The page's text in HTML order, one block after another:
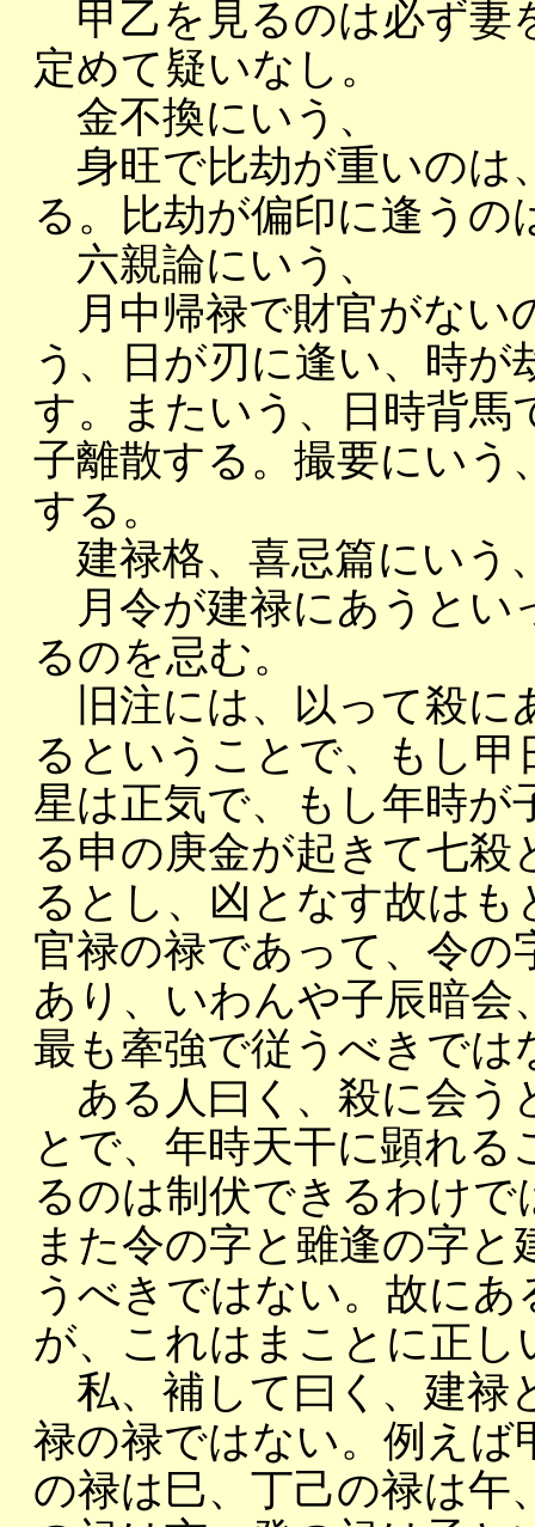
甲乙を見るのは必ず妻
定めて疑いなし。
金不換にいう、
身旺で比劫が重いのは
る。比劫が偏印に逢う
六親論にいう、
月中帰禄で財官がない
う、日が刃に逢い、時
す。またいう、日時背馬
子離散する。撮要にいう
する。
建禄格、喜忌篇にいう
月令が建禄にあうとい
るのを忌む。
旧注には、以って殺に
るということで、もし
星は正気で、もし年時が
る申の庚金が起きて七
るとし、凶となす故は
官禄の禄であって、令の
あり、いわんや子辰暗
最も牽強で従うべきで
ある人曰く、殺に会う
とで、年時天干に顕れ
るのは制伏できるわけ
また令の字と雖逢の字
うべきではない。故に
が、これはまことに正
私、補して曰く、建禄
禄の禄ではない。例えば
の禄は巳、丁己の禄は午